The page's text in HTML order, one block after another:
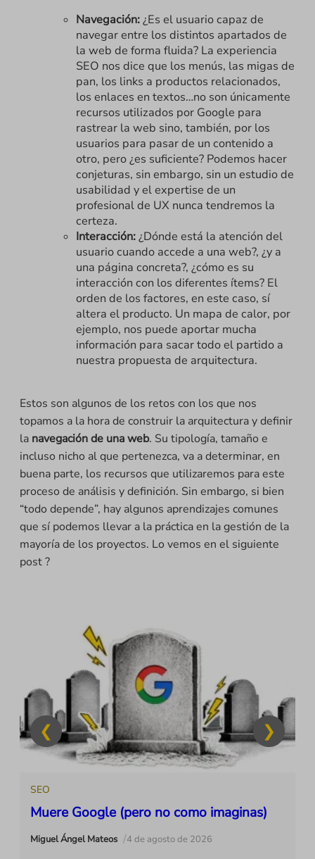
Navegación:¿Es el usuario capaz de
navegar entre los distintos apartados de
la web de forma fluida? La experiencia
SEO nos dice que los menús, las migas de
pan, los links a productos relacionados,
los enlaces en textos…no son únicamente
recursos utilizados por Google para
rastrear la web sino, también, por los
usuarios para pasar de un contenido a
otro, pero ¿es suficiente? Podemos hacer
conjeturas, sin embargo, sin un estudio de
usabilidad y el expertise de un
profesional de UX nunca tendremos la
certeza.
Interacción:¿Dónde está la atención del
usuario cuando accede a una web?, ¿y a
una página concreta?, ¿cómo es su
interacción con los diferentes ítems? El
orden de los factores, en este caso, sí
altera el producto. Un mapa de calor, por
ejemplo, nos puede aportar mucha
información para sacar todo el partido a
nuestra propuesta de arquitectura.
Estos son algunos de los retos con los que nos
topamos a la hora de construir la arquitectura y definir
la navegación de una web. Su tipología, tamaño e
incluso nicho al que pertenezca, va a determinar, en
buena parte, los recursos que utilizaremos para este
proceso de análisis y definición. Sin embargo, si bien
“todo depende”, hay algunos aprendizajes comunes
que sí podemos llevar a la práctica en la gestión de la
mayoría de los proyectos. Lo vemos en el siguiente
post ?
SEO
Muere Google (pero no como imaginas)
Miguel Ángel Mateos /4 de agosto de 2026